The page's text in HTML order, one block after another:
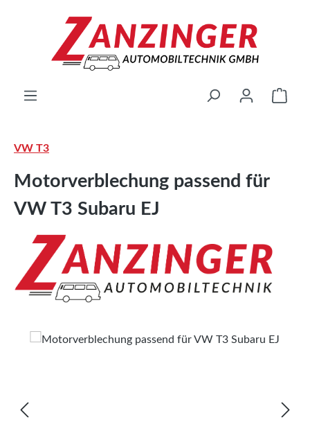
Zum Hauptinhalt springen
VW T3
Motorverblechung passend für
VW T3 Subaru EJ
Bildergalerie überspringen